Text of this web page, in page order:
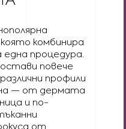
комбинира
процедура.
повече
профили
— от дермата
и по-
от